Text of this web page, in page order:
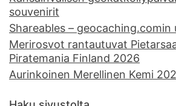
souvenirit
Shareables – geocaching.comin
Merirosvot rantautuvat
Piratemania Finland 2026
Aurinkoinen Merellinen Kemi